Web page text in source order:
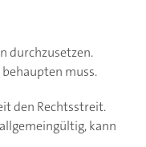
durchzusetzen.
muss.
den Rechtsstreit.
kann